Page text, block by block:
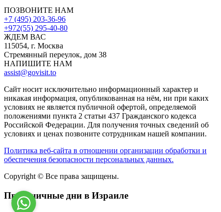
ПОЗВОНИТЕ НАМ
+7 (495) 203-36-96
+972(55) 295-40-80
ЖДЕМ ВАС
115054, г. Москва
Стремянный переулок, дом 38
НАПИШИТЕ НАМ
assist@govisit.to
Сайт носит исключительно информационный характер и
никакая информация, опубликованная на нём, ни при каких
условиях не является публичной офертой, определяемой
положениями пункта 2 статьи 437 Гражданского кодекса
Российской Федерации. Для получения точных сведений об
условиях и ценах позвоните сотрудникам нашей компании.
Политика веб-сайта в отношении организации обработки и
обеспечения безопасности персональных данных.
Copyright © Все права защищены.
Праздничные дни в Израиле